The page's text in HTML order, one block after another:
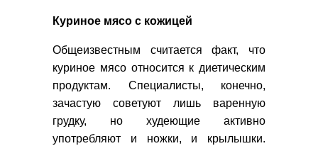
Куриное мясо с кожицей
Общеизвестным считается факт, что
куриное мясо относится к диетическим
продуктам. Специалисты, конечно,
зачастую советуют лишь варенную
грудку, но худеющие активно
употребляют и ножки, и крылышки.